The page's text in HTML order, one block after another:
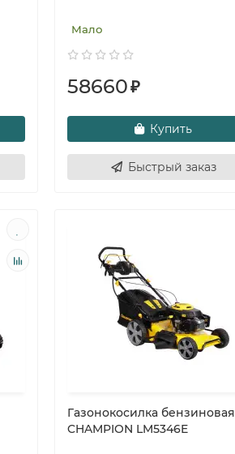
Мало
58660₽
Купить
Быстрый заказ
Газонокосилка бензиновая
CHAMPION LM5346E